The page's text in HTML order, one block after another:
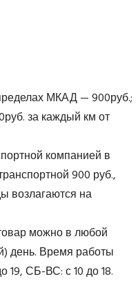
МКАД — 900руб.;
за каждый км от
компанией в
900 руб.,
возлагаются на
можно в любой
день. Время работы
19, СБ-ВС: с 10 до 18.